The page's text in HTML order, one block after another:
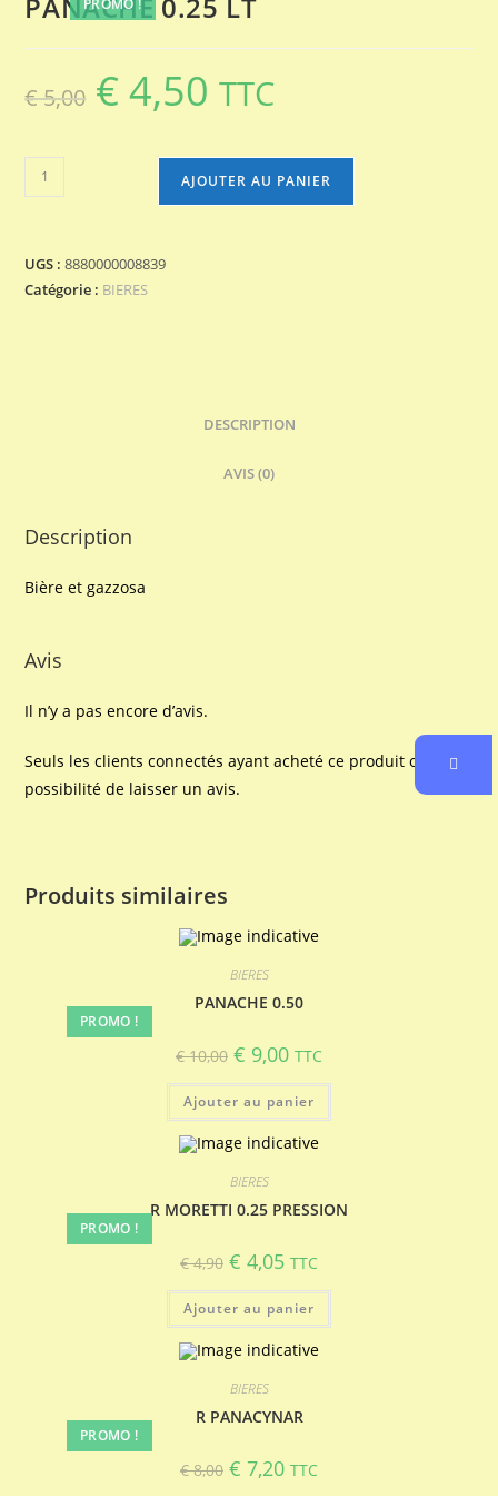
PROMO !
€5,00
Le
prix
initial
€ 4,50 prix
actuel
TTC
quantité
de
LT
AJOUTER AU PANIER
UGS :8880000008839
Catégorie : BIERES
DESCRIPTION
AVIS (0)
Description
Bière et gazzosa
Avis
Il n’y a pas encore d’avis.
Seuls les clients connectés ayant acheté ce produit ont la
possibilité de laisser un avis.
Produits similaires
PROMO !
BIERES
PANACHE 0.50
€10,00 Le
prix
initial
était :
€ 10,00.
€ 9,00Le
prix
actuel
est :
€ 9,00.
TTC
Ajouter au panier
PROMO !
BIERES
R MORETTI 0.25 PRESSION
€4,90 Le
prix
initial
était :
€ 4,90.
€ 4,05 Le
prix
actuel
est :
€ 4,05.
TTC
Ajouter au panier
PROMO !
BIERES
R PANACYNAR
€8,00 Le
prix
€ 7,20Le
prix
TTC